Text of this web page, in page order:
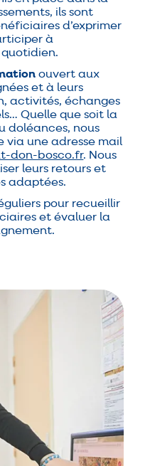
ils sont
d’exprimer
à
quotidien.
ouvert aux
et à leurs
activités, échanges
Quelle que soit la
doléances, nous
via une adresse mail
don-bosco.fr. Nous
leurs retours et
adaptées.
pour recueillir
et évaluer la